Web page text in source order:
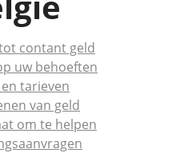
contant geld
uw behoeften
tarieven
van geld
om te helpen